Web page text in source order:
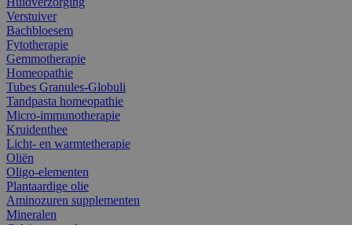
Verstuiver
Bachbloesem
Fytotherapie
Gemmotherapie
Homeopathie
Tubes Granules-Globuli
Tandpasta homeopathie
Micro-immunotherapie
Kruidenthee
Licht- en warmtetherapie
Oliën
Oligo-elementen
Plantaardige olie
Aminozuren supplementen
Mineralen